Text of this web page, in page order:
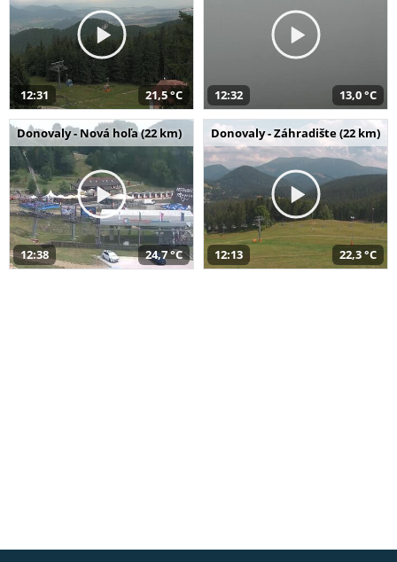
12:31 21,5 °C 12:32 13,0 °C
Donovaly - Nová hoľa (22 km)
12:38 24,7 °C
Donovaly - Záhradište (22 km)
12:13 22,3 °C